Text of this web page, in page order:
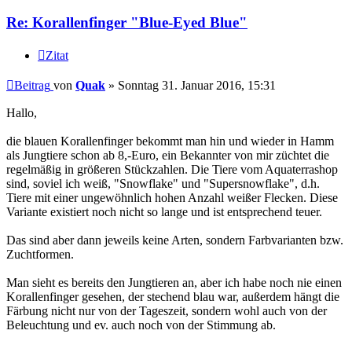
Re: Korallenfinger "Blue-Eyed Blue"
Zitat
Beitrag von Quak » Sonntag 31. Januar 2016, 15:31
Hallo,
die blauen Korallenfinger bekommt man hin und wieder in Hamm
als Jungtiere schon ab 8,-Euro, ein Bekannter von mir züchtet die
regelmäßig in größeren Stückzahlen. Die Tiere vom Aquaterrashop
sind, soviel ich weiß, "Snowflake" und "Supersnowflake", d.h.
Tiere mit einer ungewöhnlich hohen Anzahl weißer Flecken. Diese
Variante existiert noch nicht so lange und ist entsprechend teuer.
Das sind aber dann jeweils keine Arten, sondern Farbvarianten bzw.
Zuchtformen.
Man sieht es bereits den Jungtieren an, aber ich habe noch nie einen
Korallenfinger gesehen, der stechend blau war, außerdem hängt die
Färbung nicht nur von der Tageszeit, sondern wohl auch von der
Beleuchtung und ev. auch noch von der Stimmung ab.